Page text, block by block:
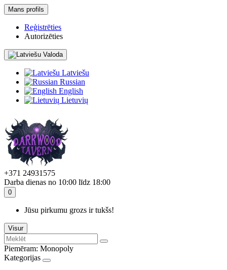
Mans profils
Reģistrēties
Autorizēties
Valoda
Latviešu
Russian
English
Lietuvių
+371 24931575
Darba dienas no 10:00 līdz 18:00
0
Jūsu pirkumu grozs ir tukšs!
Visur
Piemēram: Monopoly
Kategorijas